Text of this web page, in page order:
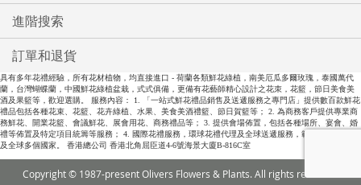
進階搜索
訂單和退貨
具有多年花禮經驗，所有花材植物，均直接進口 - 荷蘭各類鮮花綠植，南美厄瓜多爾玫瑰，泰國萬代
蘭，台灣蝴蝶蘭，中國鮮花綠植盆栽，式式俱備，更備有花藝師精心設計之花朿，花籃，節日美食美
酒及果籃等，歡迎選購。 服務內容： 1. 「一站式鮮花禮品銷售及送遞服務之專門店」提供數百款鮮花
禮品包括各種花束、花籃、花卉綠植、水果、美食美酒禮籃、節日賀籃等； 2. 為商務客戶提供專業商
務鮮花、開業花籃、會議鮮花、展會用花、商務禮品等； 3. 提供會場佈置，包括各種場所、宴會、婚
禮等佈置及特定項目統籌等服務； 4. 國際花禮服務，環球花禮代理及全球送遞服務，範圍包括全中國
及全球多個國家。 香港總公司 香港北角屈臣道4-6號海景大廈B-816C室
Copyright © 1987-present Olivers Flowers & Plants. All rights reserved.